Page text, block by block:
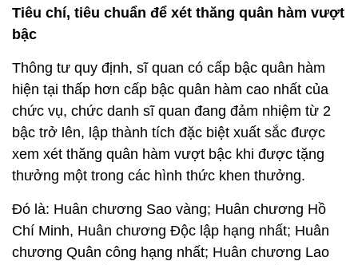
Tiêu chí, tiêu chuẩn để xét thăng quân hàm vượt
bậc
Thông tư quy định, sĩ quan có cấp bậc quân hàm
hiện tại thấp hơn cấp bậc quân hàm cao nhất của
chức vụ, chức danh sĩ quan đang đảm nhiệm từ 2
bậc trở lên, lập thành tích đặc biệt xuất sắc được
xem xét thăng quân hàm vượt bậc khi được tặng
thưởng một trong các hình thức khen thưởng.
Đó là: Huân chương Sao vàng; Huân chương Hồ
Chí Minh, Huân chương Độc lập hạng nhất; Huân
chương Quân công hạng nhất; Huân chương Lao